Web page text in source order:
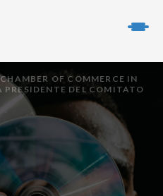
CHAMBER OF COMMERCE IN
DEL COMITATO